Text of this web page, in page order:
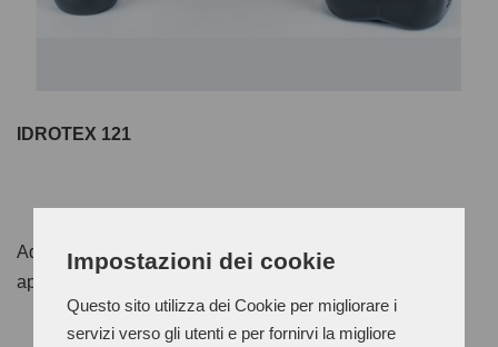
Impostazioni dei cookie
Questo sito utilizza dei Cookie per migliorare i
servizi verso gli utenti e per fornirvi la migliore
IDROTEX 121
Adesivo policloroprenico in dispersione acquosa
applicabile a spruzzo o a pennello;